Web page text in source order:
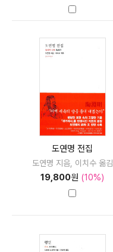
도연명 전집
도연명 지음, 이치수 옮김
19,800원 (10%)